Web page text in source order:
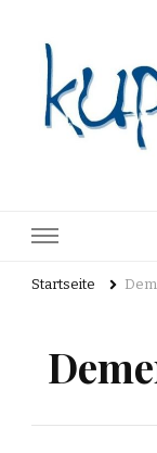
Startseite